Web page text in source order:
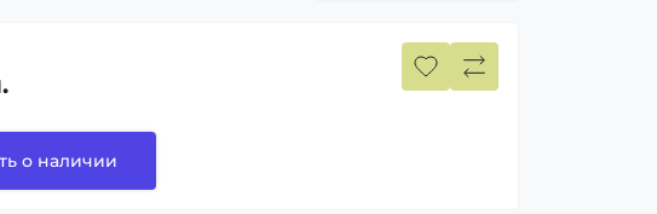
о наличии